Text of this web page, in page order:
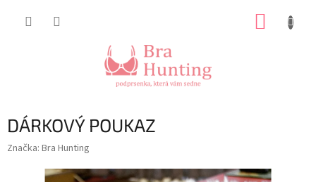
DÁRKOVÝ POUKAZ
Značka: Bra Hunting